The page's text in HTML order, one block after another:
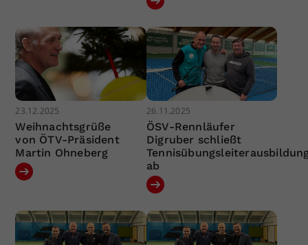
23.12.2025
Weihnachtsgrüße
von ÖTV-Präsident
Martin Ohneberg
26.11.2025
ÖSV-Rennläufer
Digruber schließt
ab